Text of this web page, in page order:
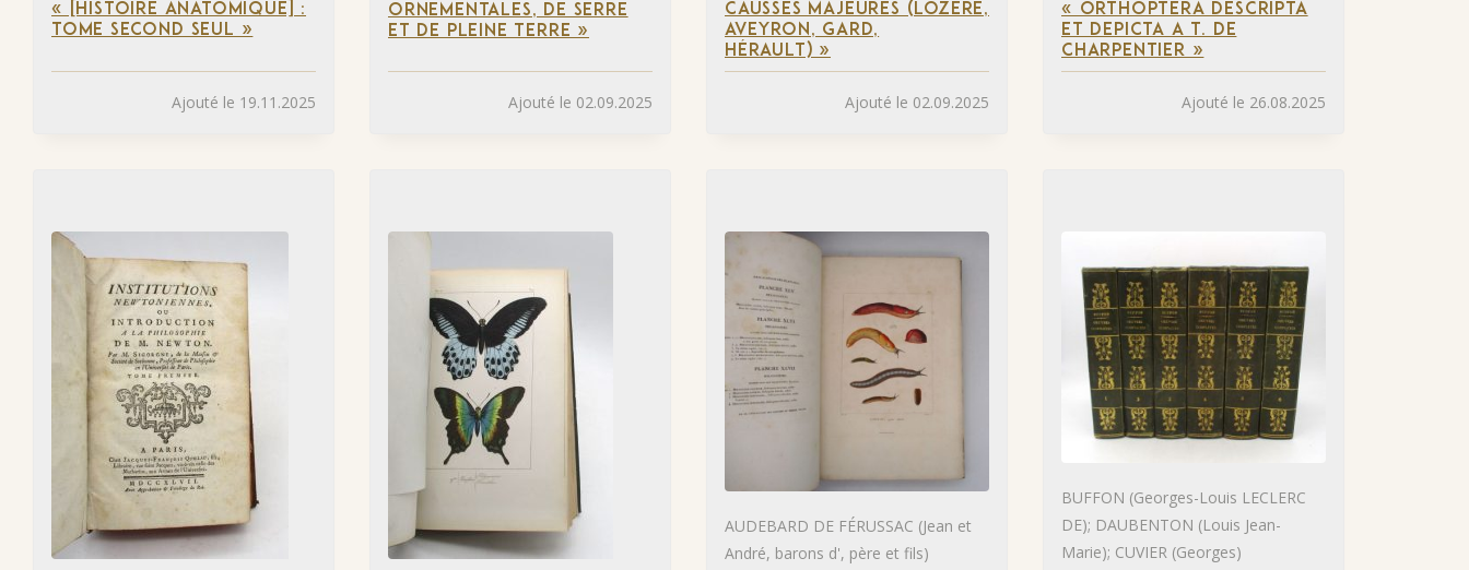
« [HISTOIRE ANATOMIQUE] :
TOME SECOND SEUL »
Ajouté le 19.11.2025
ORNEMENTALES, DE SERRE
ET DE PLEINE TERRE »
Ajouté le 02.09.2025
CAUSSES MAJEURES (LOZÈRE,
AVEYRON, GARD,
HÉRAULT) »
Ajouté le 02.09.2025
« ORTHOPTERA DESCRIPTA
ET DEPICTA A T. DE
CHARPENTIER »
Ajouté le 26.08.2025
AUDEBARD DE FÉRUSSAC (Jean et
André, barons d', père et fils)
BUFFON (Georges-Louis LECLERC
DE); DAUBENTON (Louis Jean-
Marie); CUVIER (Georges)